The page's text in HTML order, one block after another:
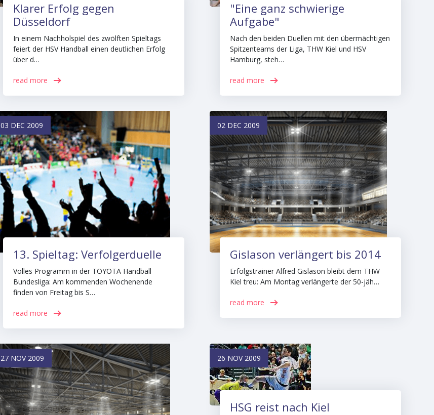
Klarer Erfolg gegen
Düsseldorf
In einem Nachholspiel des zwölften Spieltags
feiert der HSV Handball einen deutlichen Erfolg
über d…
read more
"Eine ganz schwierige
Aufgabe"
Nach den beiden Duellen mit den übermächtigen
Spitzenteams der Liga, THW Kiel und HSV
Hamburg, steh…
read more
03 DEC 2009
13. Spieltag: Verfolgerduelle
Volles Programm in der TOYOTA Handball
Bundesliga: Am kommenden Wochenende
finden von Freitag bis S…
read more
02 DEC 2009
Gislason verlängert bis 2014
Erfolgstrainer Alfred Gislason bleibt dem THW
Kiel treu: Am Montag verlängerte der 50-jäh…
read more
27 NOV 2009 26 NOV 2009
HSG reist nach Kiel